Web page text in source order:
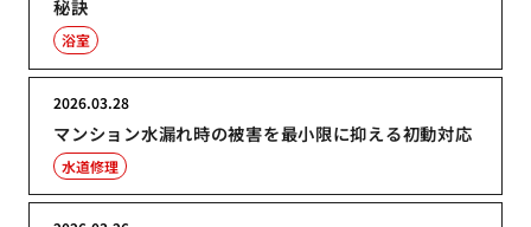
秘訣
浴室
マンション水漏れ時の被害を最小限に抑える初動対応
2026.03.28
水道修理